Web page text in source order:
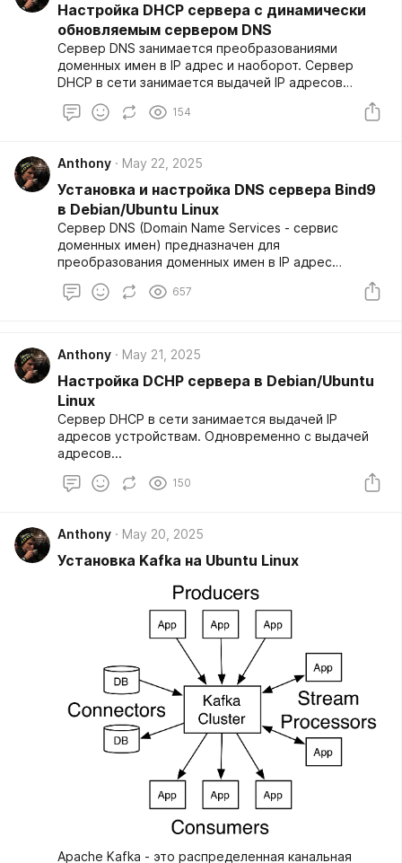
Настройка DHCP сервера с динамически
обновляемым сервером DNS
Сервер DNS занимается преобразованиями
доменных имен в IP адрес и наоборот. Сервер
DHCP в сети занимается выдачей IP адресов
устройствам. Одновременно с выдачей адресов,
он может обновить данные в DNS, обновив данные
154
Anthony May 22, 2025
Установка и настройка DNS сервера Bind9
в Debian/Ubuntu Linux
Сервер DNS (Domain Name Services - сервис
доменных имен) предназначен для
преобразования доменных имен в IP адрес
преобразование, reverse DNS).
657
Anthony May 21, 2025
Настройка DCHP сервера в Debian/Ubuntu
Linux
Сервер DHCP в сети занимается выдачей IP
адресов устройствам. Одновременно с выдачей
адресов...
150
Anthony May 20, 2025
Установка Kafka на Ubuntu Linux
Apache Kafka - это распределенная канальная